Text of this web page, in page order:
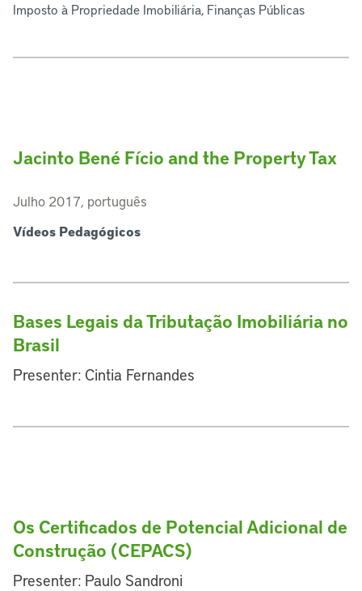
Imposto à Propriedade Imobiliária, Finanças Públicas
Jacinto Bené Fício and the Property Tax
Julho 2017, português
Vídeos Pedagógicos
Bases Legais da Tributação Imobiliária no
Brasil
Presenter: Cintia Fernandes
Os Certificados de Potencial Adicional de
Construção (CEPACS)
Presenter: Paulo Sandroni